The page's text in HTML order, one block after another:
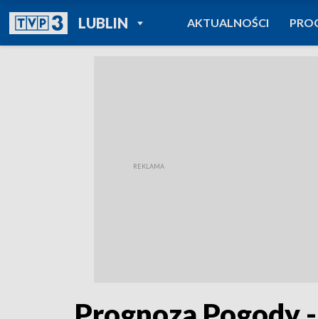
LUBLINPOWRÓT DO
TVP REGIONY
AKTUALNOŚCI